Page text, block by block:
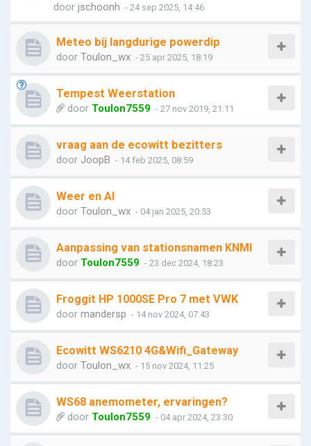
door jschoonh - 24 sep 2025, 14:46
Meteo bij langdurige powerdip
door Toulon_wx - 25 apr 2025, 18:19
Tempest Weerstation
door Toulon7559 - 27 nov 2019, 21:11
vraag aan de ecowitt bezitters
door JoopB - 14 feb 2025, 08:59
Weer en AI
door Toulon_wx - 04 jan 2025, 20:53
Aanpassing van stationsnamen KNMI
door Toulon7559 - 23 dec 2024, 18:23
Froggit HP 1000SE Pro 7 met VWK
door mandersp - 14 nov 2024, 07:43
Ecowitt WS6210 4G&Wifi_Gateway
door Toulon_wx - 15 nov 2024, 11:25
WS68 anemometer, ervaringen?
door Toulon7559 - 04 apr 2024, 23:30